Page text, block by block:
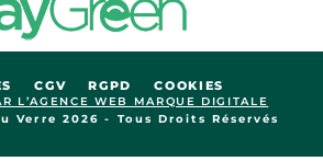
Verre 2026 - Tous Droits Réservés
L’AGENCE WEB MARQUE DIGITALE
CGV RGPD COOKIES